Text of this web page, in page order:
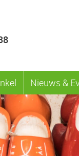
Nieuws &